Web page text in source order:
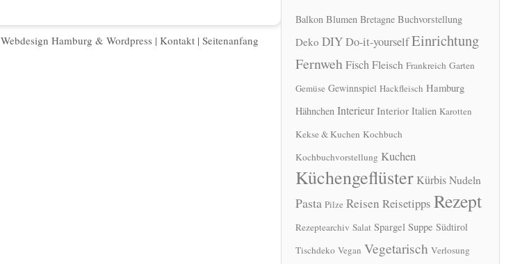
Webdesign Hamburg & Wordpress | Kontakt | Seitenanfang
Balkon Blumen Bretagne Buchvorstellung
Deko DIYDo-it-yourselfEinrichtung
FernwehFischFleisch Frankreich Garten
Gemüse Gewinnspiel Hackfleisch Hamburg
Hähnchen Interieur Interior Italien Karotten
Kekse & Kuchen Kochbuch
Kochbuchvorstellung Kuchen
Küchengeflüster KürbisNudeln
Pasta Pilze Reisen Reisetipps Rezept
Rezeptearchiv Salat Spargel Suppe Südtirol
Tischdeko Vegan Vegetarisch Verlosung